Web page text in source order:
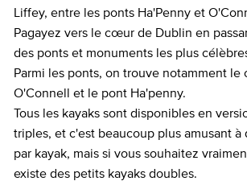
Liffey, entre les ponts Ha'Penny et
Pagayez vers le cœur de Dublin en
des ponts et monuments les plus
Parmi les ponts, on trouve notamment le
O'Connell et le pont Ha'penny.
Tous les kayaks sont disponibles en
triples, et c'est beaucoup plus amusant à
par kayak, mais si vous souhaitez
existe des petits kayaks doubles.